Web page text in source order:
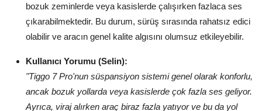
bozuk zeminlerde veya kasislerde çalışırken fazlaca ses
çıkarabilmektedir. Bu durum, sürüş sırasında rahatsız edici
olabilir ve aracın genel kalite algısını olumsuz etkileyebilir.
Kullanıcı Yorumu (Selin):
"Tiggo 7 Pro'nun süspansiyon sistemi genel olarak konforlu,
ancak bozuk yollarda veya kasislerde çok fazla ses geliyor.
Ayrıca, viraj alırken araç biraz fazla yatıyor ve bu da yol